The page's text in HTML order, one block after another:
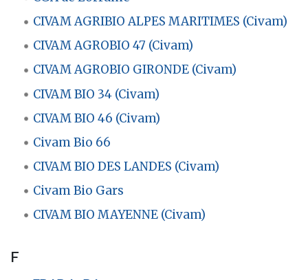
CIVAM AGRIBIO ALPES MARITIMES (Civam)
CIVAM AGROBIO 47 (Civam)
CIVAM AGROBIO GIRONDE (Civam)
CIVAM BIO 34 (Civam)
CIVAM BIO 46 (Civam)
Civam Bio 66
CIVAM BIO DES LANDES (Civam)
Civam Bio Gars
CIVAM BIO MAYENNE (Civam)
F